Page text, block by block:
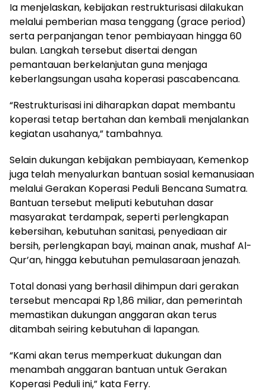
Ia menjelaskan, kebijakan restrukturisasi dilakukan
melalui pemberian masa tenggang (grace period)
serta perpanjangan tenor pembiayaan hingga 60
bulan. Langkah tersebut disertai dengan
pemantauan berkelanjutan guna menjaga
keberlangsungan usaha koperasi pascabencana.
“Restrukturisasi ini diharapkan dapat membantu
koperasi tetap bertahan dan kembali menjalankan
kegiatan usahanya,” tambahnya.
Selain dukungan kebijakan pembiayaan, Kemenkop
juga telah menyalurkan bantuan sosial kemanusiaan
melalui Gerakan Koperasi Peduli Bencana Sumatra.
Bantuan tersebut meliputi kebutuhan dasar
masyarakat terdampak, seperti perlengkapan
kebersihan, kebutuhan sanitasi, penyediaan air
bersih, perlengkapan bayi, mainan anak, mushaf Al-
Qur’an, hingga kebutuhan pemulasaraan jenazah.
Total donasi yang berhasil dihimpun dari gerakan
tersebut mencapai Rp 1,86 miliar, dan pemerintah
memastikan dukungan anggaran akan terus
ditambah seiring kebutuhan di lapangan.
“Kami akan terus memperkuat dukungan dan
menambah anggaran bantuan untuk Gerakan
Koperasi Peduli ini,” kata Ferry.